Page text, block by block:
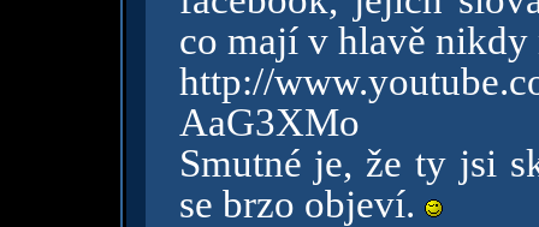
co mají v hlavě
http://
AaG3XMo
Smutné je, že ty jsi
se brzo objeví.